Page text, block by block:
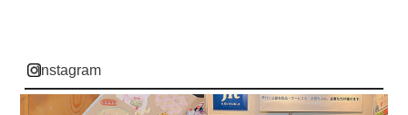
instagram